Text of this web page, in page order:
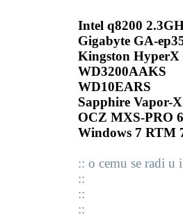
Intel q8200
Gigabyte GA-
Kingston
WD3200AAKS
WD10EARS
Sapphire Vapor-
OCZ MXS-PRO
Windows 7 RTM
:: o cemu se radi u
::
::
::